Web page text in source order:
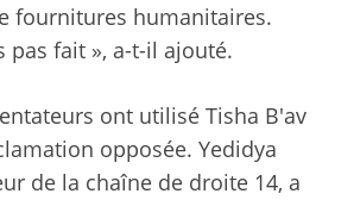
fournitures humanitaires.
pas fait », a-t-il ajouté.
ont utilisé Tisha B'av
opposée. Yedidya
de la chaîne de droite 14, a